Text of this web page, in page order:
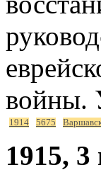
войны.
1914 5675
1915, 3